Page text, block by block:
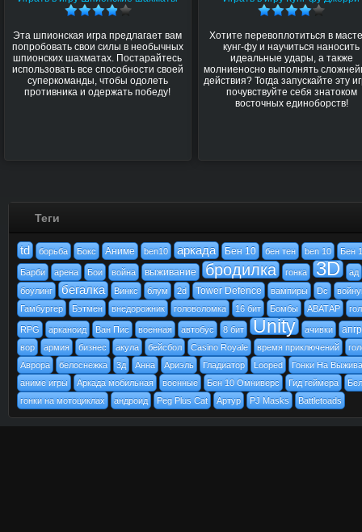
Эта шпионская игра предлагает вам
попробовать свои силы в необычных
шпионских шахматах. Постарайтесь
использовать все способности своей
суперкоманды, чтобы одолеть
противника и одержать победу!
Хотите перевоплотиться в
кунг-фу и научиться наносить
идеальные удары, а также
молниеносно выполнять
действия? Тогда запускайте эту
почувствуйте себя знатоком
восточных единоборств!
Теги
td борьба Бокс Аниме ben10 аркада Бен 10 бен тен ben 10 Бен
Барби арена Бои война выживание бродилка гонка 3D
ад
боулинг
бегалка Винкс блум 2d Tower Defence вампиры Dc
Гамбургер
Бэтмен внедорожник головоломка 16 бит Бомбы АВАТАР
RPG арканоид Ван Пис военная автобус 8 бит Unity ачивки
вор армия бизнес акула бейсбол Casino Royale время приключений
Аврора
белоснежка 3д Анна Ариэль Гладиатор Looped
Гонки На
аниме игры
Аркада мобильная военные Бен 10 Омниверс Гид геймера
гонки на мотоциклах
андроид Peg Plus Cat Артур PJ Masks Battletoads